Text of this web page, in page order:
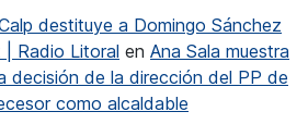
destituye a Domingo Sánchez
Radio Litoral en Ana Sala muestra
decisión de la dirección del PP de
como alcaldable